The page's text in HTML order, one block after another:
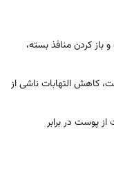
باز کردن منافذ بسته،
کاهش التهابات ناشی از
پوست در برابر